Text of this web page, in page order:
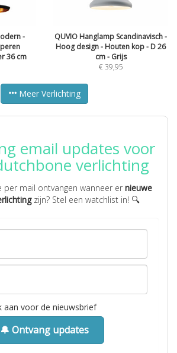
-
36 cm
QUVIO Hanglamp Scandinavisch -
Hoog design - Houten kop - D 26
cm - Grijs
€39,95
Meer Verlichting
email updates voor
verlichting
per mail ontvangen wanneer er nieuwe
zijn? Stel een watchlist in! 🔍
aan voor de nieuwsbrief
🔔 Ontvang updates